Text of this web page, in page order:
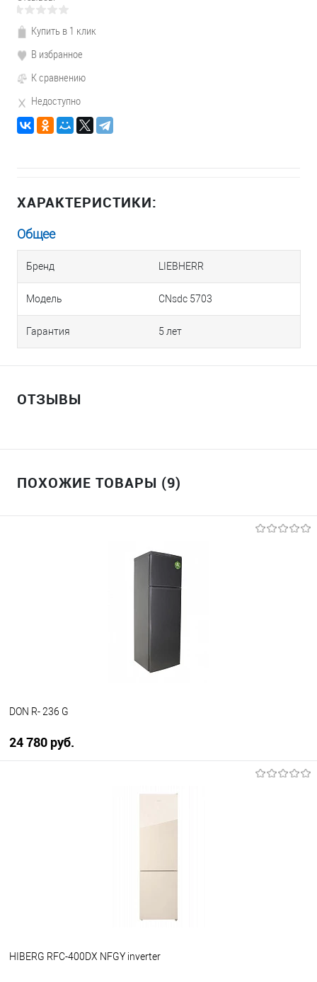
Купить в 1 клик
В избранное
К сравнению
Недоступно
ХАРАКТЕРИСТИКИ:
Общее
Бренд LIEBHERR
Модель CNsdc 5703
Гарантия 5 лет
ОТЗЫВЫ
ПОХОЖИЕ ТОВАРЫ (9)
DON R- 236 G
24 780 руб.
HIBERG RFC-400DX NFGY inverter